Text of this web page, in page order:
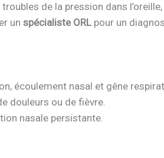
de la pression dans
un spécialiste ORL pour un
écoulement nasal et gêne
douleurs ou de fièvre.
nasale persistante.